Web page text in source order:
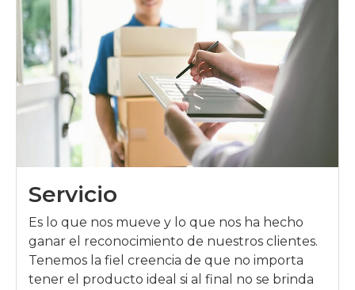
Servicio
Es lo que nos mueve y lo que nos ha hecho
ganar el reconocimiento de nuestros clientes.
Tenemos la fiel creencia de que no importa
tener el producto ideal si al final no se brinda